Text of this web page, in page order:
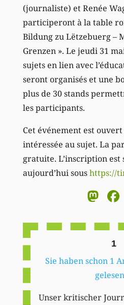
(journaliste) et Renée
participeront à la table
Bildung zu Lëtzebuerg –
Grenzen ». Le jeudi 31
sujets en lien avec
seront organisés et une
plus de 30 stands
les participants.
Cet événement est
intéressée au sujet. La
gratuite. L’inscription est
aujourd’hui soushttps://
1
Sie haben schon 1
Unser kritischer